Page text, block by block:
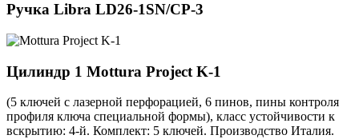
Ручка Libra LD26-1SN/CP-3
Цилиндр 1 Mottura Project K-1
(5 ключей с лазерной перфорацией, 6 пинов, пины контроля
профиля ключа специальной формы), класс устойчивости к
вскрытию: 4-й. Комплект: 5 ключей. Производство Италия.